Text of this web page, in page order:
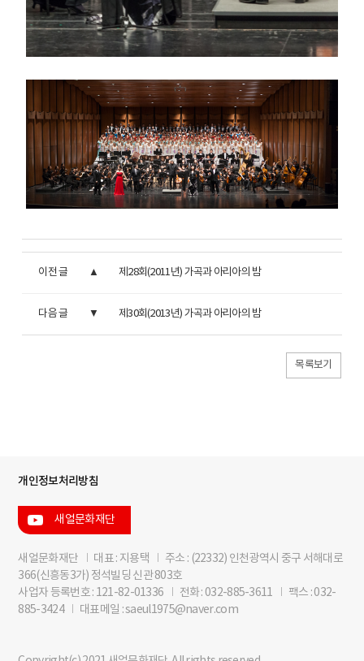
이전 글 제28회(2011년) 가곡과 아리아의 밤
다음 글 제30회(2013년) 가곡과 아리아의 밤
목록보기
개인정보처리방침
새얼문화재단
새얼문화재단 대표 : 지용택
주소 : (22332) 인천광역시 중구 서해대로
366(신흥동3가) 정석빌딩 신관 803호
사업자 등록번호 : 121-82-01336
전화 : 032-885-3611
팩스 : 032-
885-3424
대표메일 : saeul1975@naver.com